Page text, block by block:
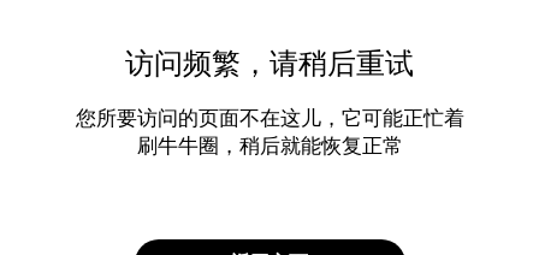
访问频繁，请稍后重试
您所要访问的页面不在这儿，它可能正忙着
刷牛牛圈，稍后就能恢复正常